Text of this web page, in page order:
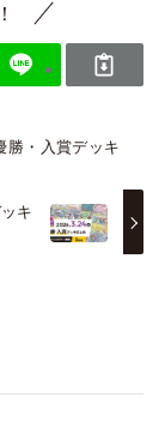
勝・入賞デッキ
キ